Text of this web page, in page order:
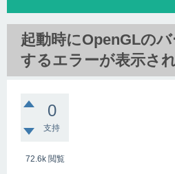
起動時にOpenGLの
するエラーが表示さ
0
支持
72.6k閲覧